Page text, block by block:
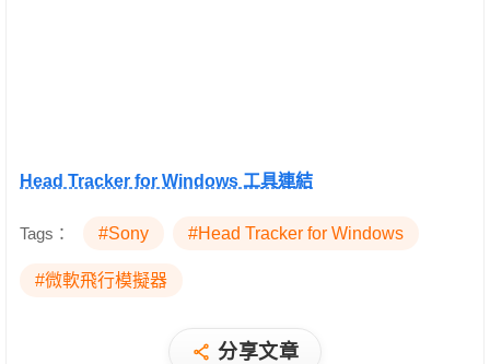
Head Tracker for Windows 工具連結
Tags： #Sony #Head Tracker for Windows
#微軟飛行模擬器
分享文章